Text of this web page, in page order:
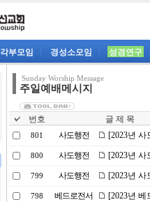
각부모임 경성소모임 성경연구
Sunday Worship Message
주일예배메시지
번호 글 제 목
801 사도행전 [2023년
800 사도행전 [2023년
799 사도행전 [2023년
798 베드로전서 [2023년